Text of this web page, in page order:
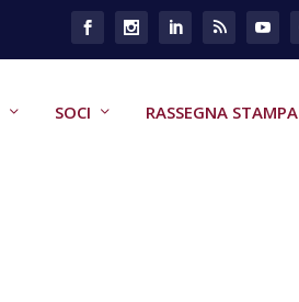
SOCI RASSEGNA STAMPA